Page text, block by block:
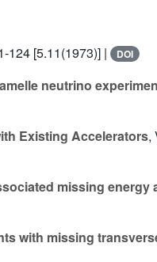
124 [5.11(1973)] | DOI
neutrino
Existing Accelerators,
missing energy
with missing